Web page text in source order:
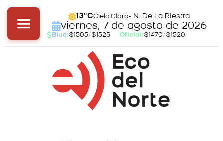
13°CCielo Claro- N. De La Riestra
viernes, 7 de agosto de 2026
Blue:$1505/$1525 Oficial:$1470/$1520